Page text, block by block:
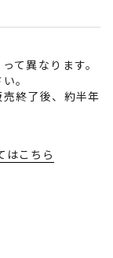
て異なります。
。
終了後、約半年
はこちら